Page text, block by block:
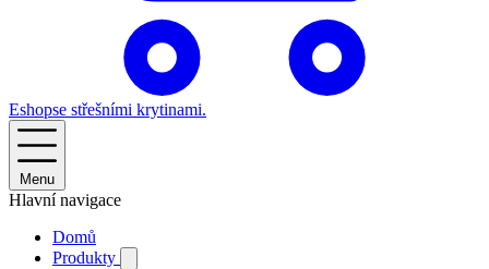
Eshopse střešními krytinami.
Menu
Hlavní navigace
Domů
Produkty